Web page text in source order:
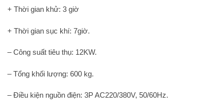
+ Thời gian khử: 3 giờ
+ Thời gian sục khí: 7giờ.
– Công suất tiêu thụ: 12KW.
– Tổng khối lượng: 600 kg.
– Điều kiện nguồn điện: 3P AC220/380V, 50/60Hz.